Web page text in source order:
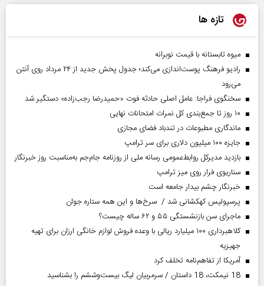
تازه ها
میوه تابستانه با قیمت نوبرانه
رادیو فرهنگ پوست‌اندازی می‌کند؛ جدول پخش جدید از ۲۴ مرداد روی آنتن
می‌رود
سخنگوی فراجا: عامل اصلی حادثه فوت «حمیدرضا رجب‌زاده» دستگیر شد
۱۰ روز تا جمع‌بندی کل نمرات امتحانات نهایی
ماندگاری مطبوعات در تندباد فضای مجازی
جایزه ۱۰۰ میلیون دلاری برای سر ترامپ
بازدید مدیرکل روابط‌عمومی رسانه ملی از روزنامه جام‌جم به‌مناسبت روز خبرنگار
سناریوی فرار روی میز ترامپ
خبرنگار چشم بیدار جامعه است
پرسپولیس کهکشانی شد / سرخ‌ها و این همه ستاره جوان
ماجرای سن بازنشستگی ۵۵ و ۶۲ ساله چیست؟
کلاهبرداری ۱۰۰ میلیارد ریالی با وعده فروش لوازم خانگی ارزان برای تهیه
جهیزیه
آمریکا از تفاهم‌نامه تخلف کرد
18 نیمکت، 18 داستان / سرمربیان لیگ بیست‌وششم را بشناسید